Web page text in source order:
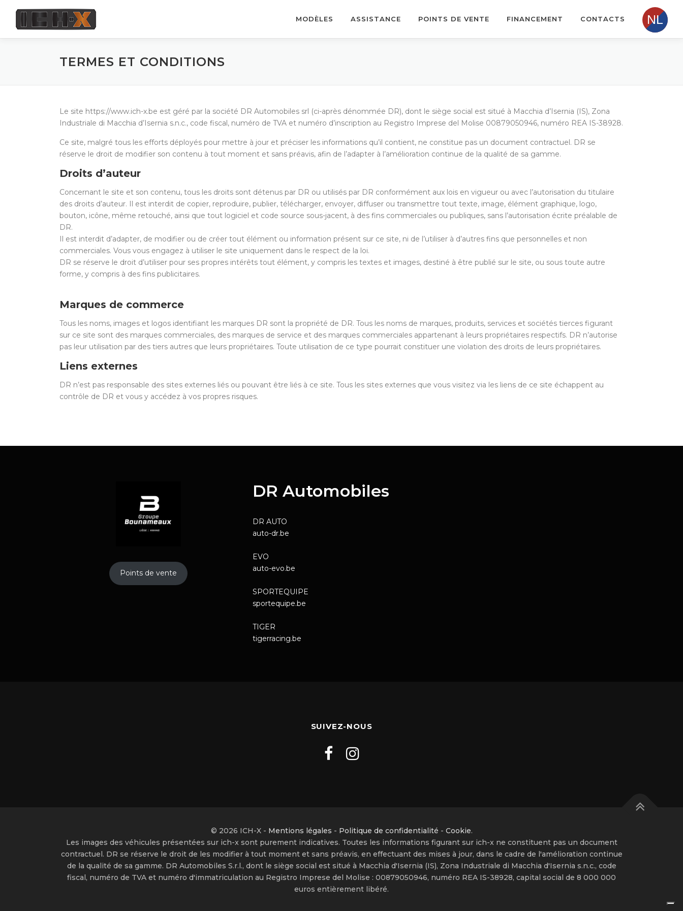
content
MODÈLES ASSISTANCE POINTS DE VENTE FINANCEMENT CONTACTS
TERMES ET CONDITIONS
Le site https://www.ich-x.be est géré par la société DR Automobiles srl (ci-après dénommée DR), dont le siège social est situé à Macchia d’Isernia (IS), Zona
Industriale di Macchia d’Isernia s.n.c., code fiscal, numéro de TVA et numéro d’inscription au Registro Imprese del Molise 00879050946, numéro REA IS-38928.
Ce site, malgré tous les efforts déployés pour mettre à jour et préciser les informations qu’il contient, ne constitue pas un document contractuel. DR se
réserve le droit de modifier son contenu à tout moment et sans préavis, afin de l’adapter à l’amélioration continue de la qualité de sa gamme.
Droits d’auteur
Concernant le site et son contenu, tous les droits sont détenus par DR ou utilisés par DR conformément aux lois en vigueur ou avec l’autorisation du titulaire
des droits d’auteur. Il est interdit de copier, reproduire, publier, télécharger, envoyer, diffuser ou transmettre tout texte, image, élément graphique, logo,
bouton, icône, même retouché, ainsi que tout logiciel et code source sous-jacent, à des fins commerciales ou publiques, sans l’autorisation écrite préalable de
DR.
Il est interdit d’adapter, de modifier ou de créer tout élément ou information présent sur ce site, ni de l’utiliser à d’autres fins que personnelles et non
commerciales. Vous vous engagez à utiliser le site uniquement dans le respect de la loi.
DR se réserve le droit d’utiliser pour ses propres intérêts tout élément, y compris les textes et images, destiné à être publié sur le site, ou sous toute autre
forme, y compris à des fins publicitaires.
Marques de commerce
Tous les noms, images et logos identifiant les marques DR sont la propriété de DR. Tous les noms de marques, produits, services et sociétés tierces figurant
sur ce site sont des marques commerciales, des marques de service et des marques commerciales appartenant à leurs propriétaires respectifs. DR n’autorise
pas leur utilisation par des tiers autres que leurs propriétaires. Toute utilisation de ce type pourrait constituer une violation des droits de leurs propriétaires.
Liens externes
DR n’est pas responsable des sites externes liés ou pouvant être liés à ce site. Tous les sites externes que vous visitez via les liens de ce site échappent au
contrôle de DR et vous y accédez à vos propres risques.
Points de vente
DR Automobiles
DR AUTO
auto-dr.be
EVO
auto-evo.be
SPORTEQUIPE
sportequipe.be
TIGER
tigerracing.be
SUIVEZ-NOUS
© 2026 ICH-X - Mentions légales - Politique de confidentialité - Cookie.
Les images des véhicules présentées sur ich-x sont purement indicatives. Toutes les informations figurant sur ich-x ne constituent pas un document
contractuel. DR se réserve le droit de les modifier à tout moment et sans préavis, en effectuant des mises à jour, dans le cadre de l'amélioration continue
de la qualité de sa gamme. DR Automobiles S.r.l., dont le siège social est situé à Macchia d'Isernia (IS), Zona Industriale di Macchia d'Isernia s.n.c., code
fiscal, numéro de TVA et numéro d'immatriculation au Registro Imprese del Molise : 00879050946, numéro REA IS-38928, capital social de 8 000 000
euros entièrement libéré.